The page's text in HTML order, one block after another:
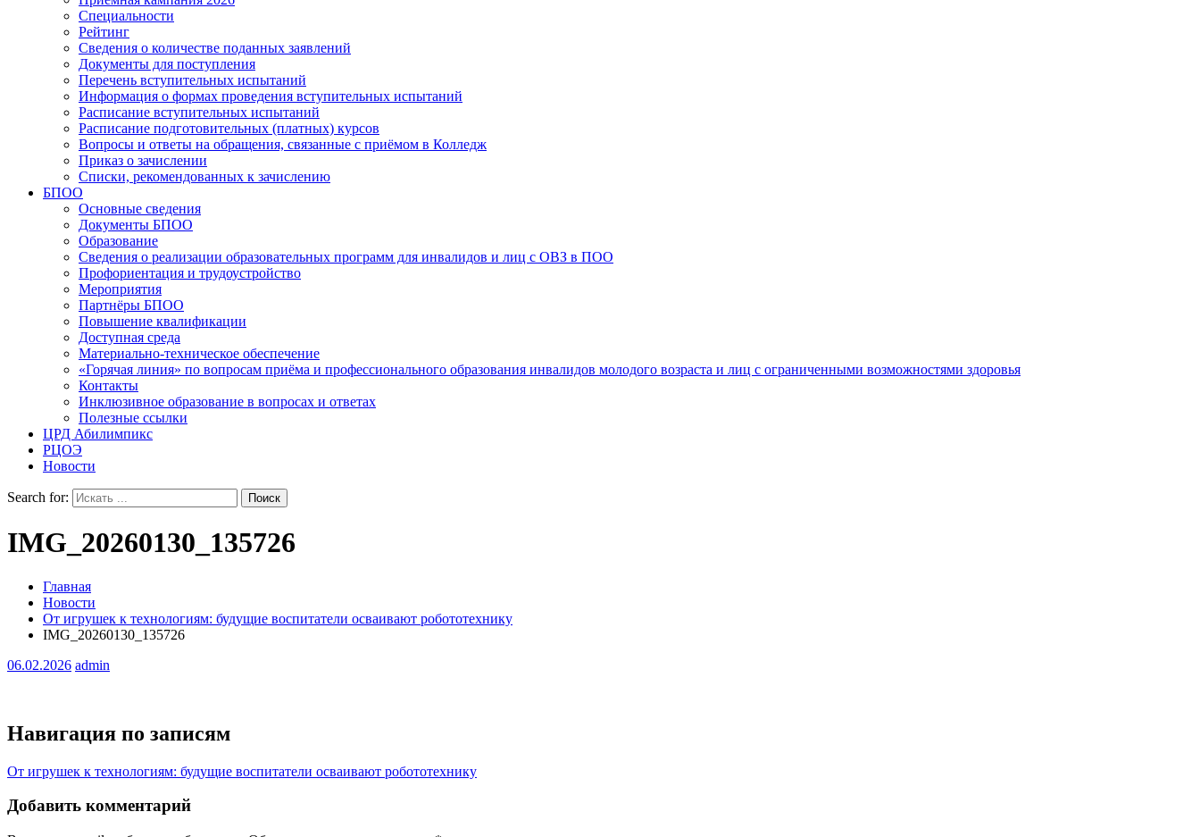
Специальности
Рейтинг
Сведения о количестве поданных заявлений
Документы для поступления
Перечень вступительных испытаний
Информация о формах проведения вступительных испытаний
Расписание вступительных испытаний
Расписание подготовительных (платных) курсов
Вопросы и ответы на обращения, связанные с приёмом в Колледж
Приказ о зачислении
Списки, рекомендованных к зачислению
БПОО
Основные сведения
Документы БПОО
Образование
Сведения о реализации образовательных программ для инвалидов и лиц с ОВЗ в ПОО
Профориентация и трудоустройство
Мероприятия
Партнёры БПОО
Повышение квалификации
Доступная среда
Материально-техническое обеспечение
«Горячая линия» по вопросам приёма и профессионального образования инвалидов молодого возраста и лиц с ограниченными возможностями здоровья
Контакты
Инклюзивное образование в вопросах и ответах
Полезные ссылки
ЦРД Абилимпикс
РЦОЭ
Новости
Search for:
IMG_20260130_135726
Главная
Новости
От игрушек к технологиям: будущие воспитатели осваивают робототехнику
IMG_20260130_135726
06.02.2026 admin
Навигация по записям
От игрушек к технологиям: будущие воспитатели осваивают робототехнику
Добавить комментарий